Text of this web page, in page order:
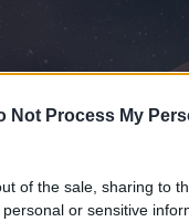
Not Process My
of the sale, sharing to
or sensitive